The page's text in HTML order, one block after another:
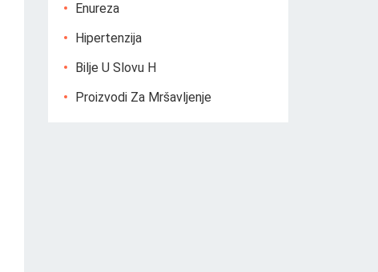
Enureza
Hipertenzija
Bilje U Slovu H
Proizvodi Za Mršavljenje